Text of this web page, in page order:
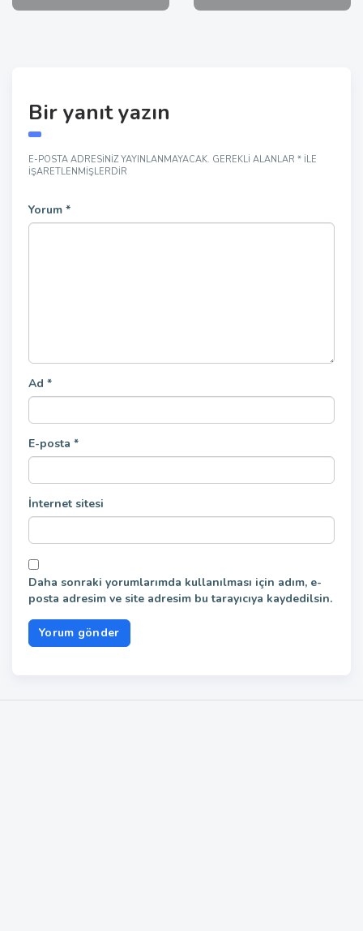
Bir yanıt yazın
E-POSTA ADRESINIZ YAYINLANMAYACAK. GEREKLI ALANLAR * ILE
IŞARETLENMIŞLERDIR
Yorum *
Ad *
E-posta *
İnternet sitesi
Daha sonraki yorumlarımda kullanılması için adım, e-
posta adresim ve site adresim bu tarayıcıya kaydedilsin.